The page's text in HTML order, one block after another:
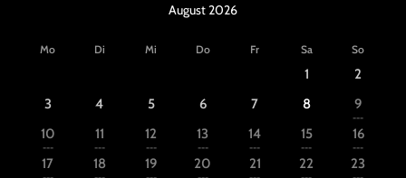
August 2026
Mo Di Mi Do Fr Sa So
1
2
3
4 5 6 7 8 9
---
10
---
11
---
12
---
13
---
14
---
15
---
16
---
17 18 19 20 21 22 23